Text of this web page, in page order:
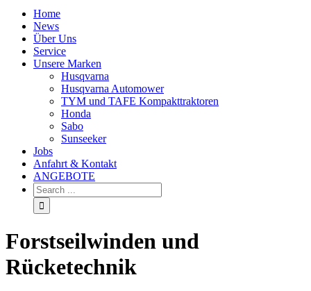
Home
News
Über Uns
Service
Unsere Marken
Husqvarna
Husqvarna Automower
TYM und TAFE Kompakttraktoren
Honda
Sabo
Sunseeker
Jobs
Anfahrt & Kontakt
ANGEBOTE
Forstseilwinden und
Rücketechnik